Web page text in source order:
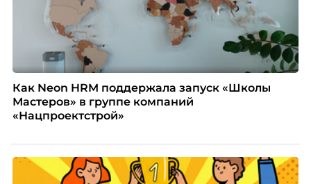
Как Neon HRM поддержала запуск «Школы
Мастеров» в группе компаний
«Нацпроектстрой»